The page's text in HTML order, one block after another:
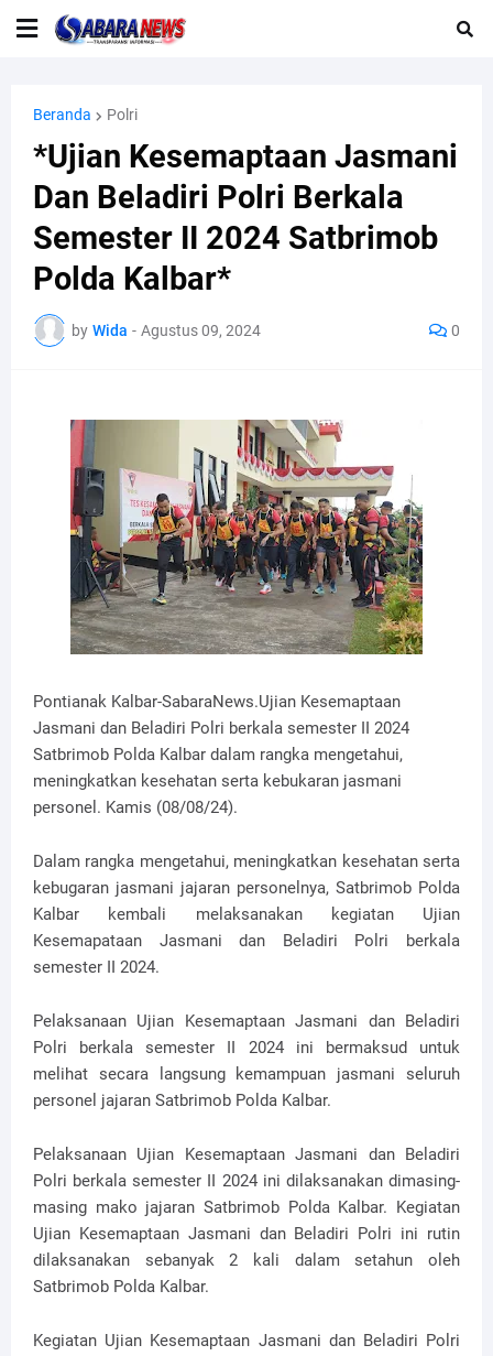
Beranda Polri
*Ujian Kesemaptaan Jasmani
Dan Beladiri Polri Berkala
Semester II 2024 Satbrimob
Polda Kalbar*
by Wida - Agustus 09, 2024 0
Pontianak Kalbar-SabaraNews.Ujian Kesemaptaan
Jasmani dan Beladiri Polri berkala semester II 2024
Satbrimob Polda Kalbar dalam rangka mengetahui,
meningkatkan kesehatan serta kebukaran jasmani
personel. Kamis (08/08/24).
Dalam rangka mengetahui, meningkatkan kesehatan serta
kebugaran jasmani jajaran personelnya, Satbrimob Polda
Kalbar kembali melaksanakan kegiatan Ujian
Kesemapataan Jasmani dan Beladiri Polri berkala
semester II 2024.
Pelaksanaan Ujian Kesemaptaan Jasmani dan Beladiri
Polri berkala semester II 2024 ini bermaksud untuk
melihat secara langsung kemampuan jasmani seluruh
personel jajaran Satbrimob Polda Kalbar.
Pelaksanaan Ujian Kesemaptaan Jasmani dan Beladiri
Polri berkala semester II 2024 ini dilaksanakan dimasing-
masing mako jajaran Satbrimob Polda Kalbar. Kegiatan
Ujian Kesemaptaan Jasmani dan Beladiri Polri ini rutin
dilaksanakan sebanyak 2 kali dalam setahun oleh
Satbrimob Polda Kalbar.
Kegiatan Ujian Kesemaptaan Jasmani dan Beladiri Polri